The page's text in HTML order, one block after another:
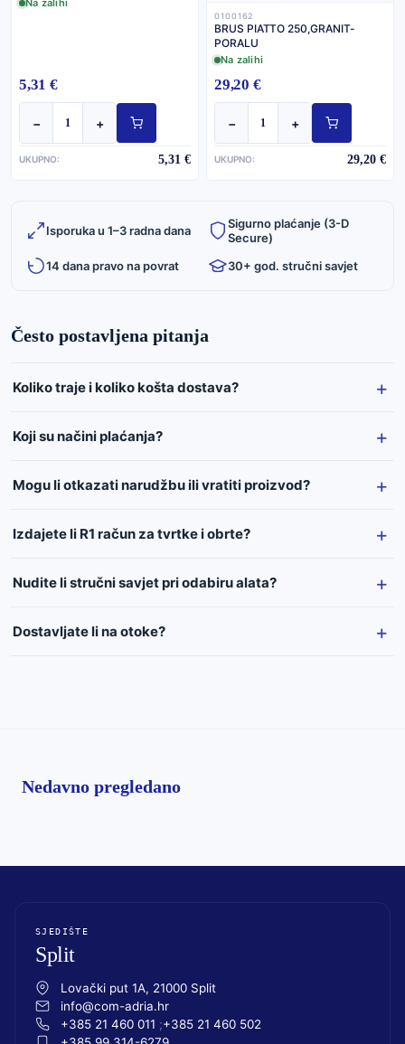
Na zalihi
5,31 €
− +
UKUPNO: 5,31 €
0100162
BRUS PIATTO 250,GRANIT-
PORALU
Na zalihi
29,20 €
− +
UKUPNO: 29,20 €
Isporuka u 1–3 radna dana
Sigurno plaćanje (3-D
Secure)
14 dana pravo na povrat
30+ god. stručni savjet
Često postavljena pitanja
Koliko traje i koliko košta dostava?
Koji su načini plaćanja?
Mogu li otkazati narudžbu ili vratiti proizvod?
Izdajete li R1 račun za tvrtke i obrte?
Nudite li stručni savjet pri odabiru alata?
Dostavljate li na otoke?
Nedavno pregledano
SJEDIŠTE
Split
Lovački put 1A, 21000 Split
info@com-adria.hr
+385 21 460 011
+385 21 460 502